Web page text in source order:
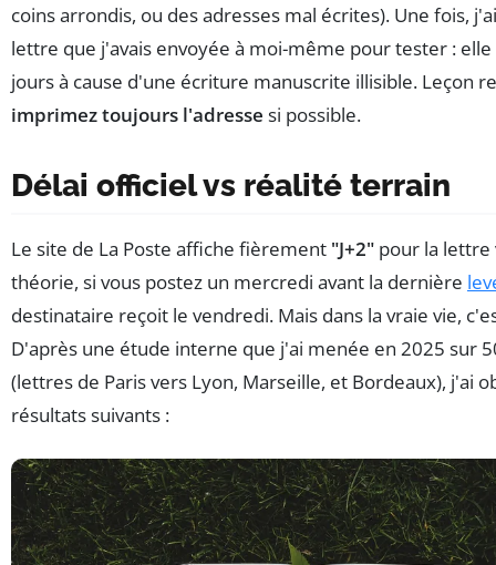
coins arrondis, ou des adresses mal écrites). Une fois,
lettre que j'avais envoyée à moi-même pour tester : elle
jours à cause d'une écriture manuscrite illisible. Leçon
imprimez toujours l'adresse si possible.
Délai officiel vs réalité terrain
Le site de La Poste affiche fièrement "J+2" pour la lettre
théorie, si vous postez un mercredi avant la dernière
destinataire reçoit le vendredi. Mais dans la vraie vie,
D'après une étude interne que j'ai menée en 2025 sur
(lettres de Paris vers Lyon, Marseille, et Bordeaux), j'ai
résultats suivants :